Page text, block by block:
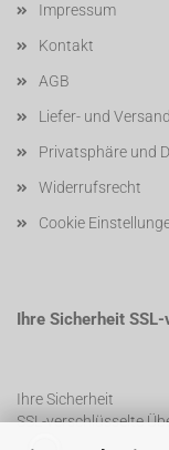
Impressum
Kontakt
AGB
Liefer- und
Privatsphäre und
Widerrufsrecht
Cookie
Ihre Sicherheit
Ihre Sicherheit
SSL-verschlüsselte